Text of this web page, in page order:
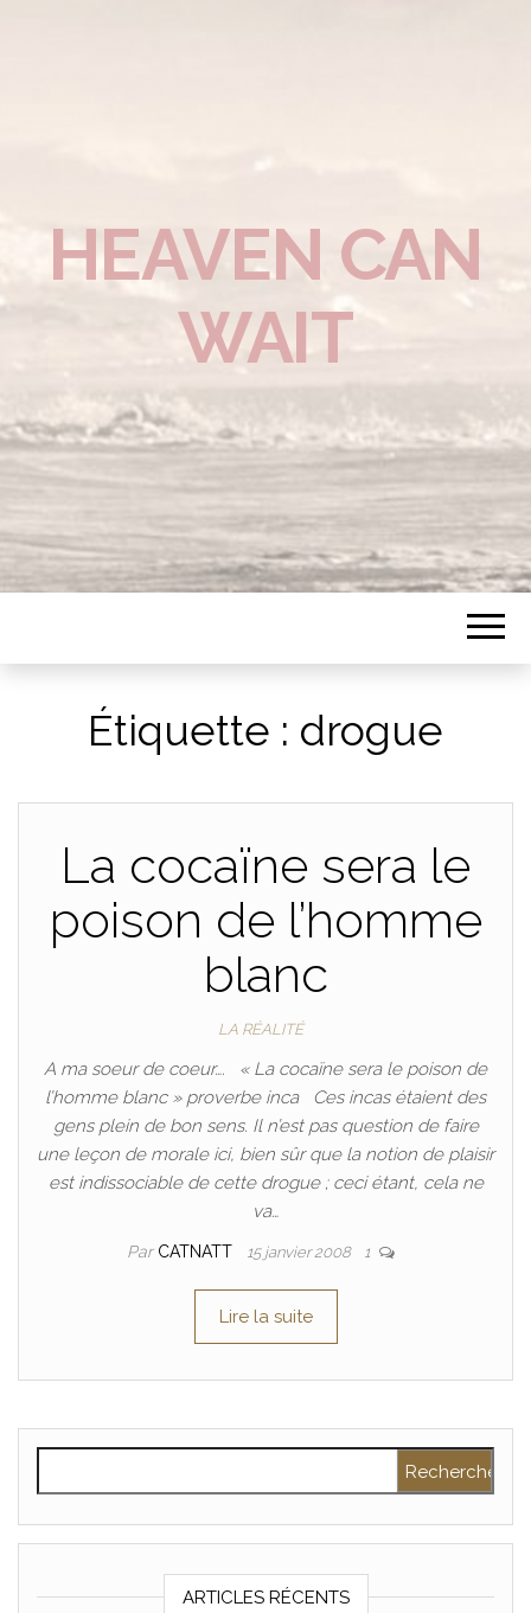
HEAVEN CAN
WAIT
Étiquette : drogue
La cocaïne sera le
poison de l’homme
blanc
LA RÉALITÉ
A ma soeur de coeur…. « La cocaïne sera le poison de
l’homme blanc » proverbe inca Ces incas étaient des
gens plein de bon sens. Il n’est pas question de faire
une leçon de morale ici, bien sûr que la notion de plaisir
est indissociable de cette drogue ; ceci étant, cela ne
va…
Par CATNATT 15 janvier 2008 1
Lire la suite
ARTICLES RÉCENTS